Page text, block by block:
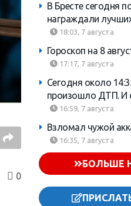
0
В Бресте сегодня
награждали
18:03, 7 августа
Гороскоп на 8
17:17, 7 августа
Сегодня около
произошло ДТП. И
16:59, 7 августа
Взломал чужой
16:35, 7 августа
БОЛЬШЕ